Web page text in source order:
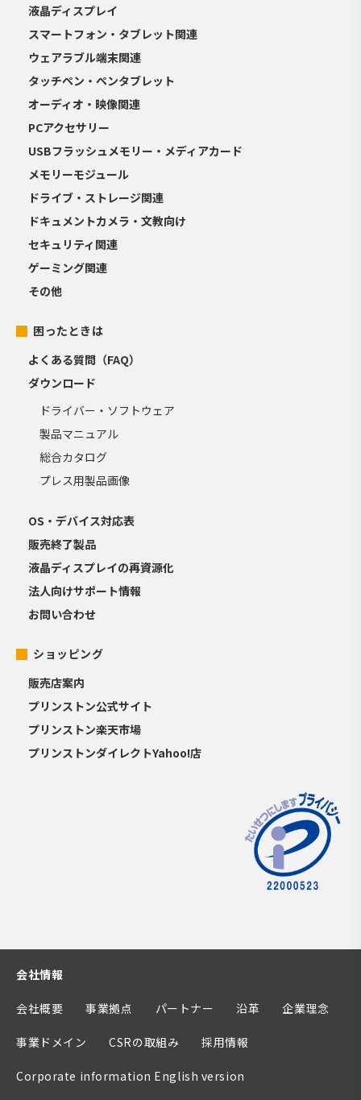
液晶ディスプレイ
スマートフォン・タブレット関連
ウェアラブル端末関連
タッチペン・ペンタブレット
オーディオ・映像関連
PCアクセサリー
USBフラッシュメモリー・メディアカード
メモリーモジュール
ドライブ・ストレージ関連
ドキュメントカメラ・文教向け
セキュリティ関連
ゲーミング関連
その他
困ったときは
よくある質問（FAQ）
ダウンロード
ドライバー・ソフトウェア
製品マニュアル
総合カタログ
プレス用製品画像
OS・デバイス対応表
販売終了製品
液晶ディスプレイの再資源化
法人向けサポート情報
お問い合わせ
ショッピング
販売店案内
プリンストン公式サイト
プリンストン楽天市場
プリンストンダイレクトYahoo!店
会社情報
会社概要 事業拠点 パートナー 沿革 企業理念
事業ドメイン CSRの取組み 採用情報
Corporate information English version